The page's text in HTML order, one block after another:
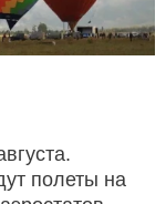
полеты на